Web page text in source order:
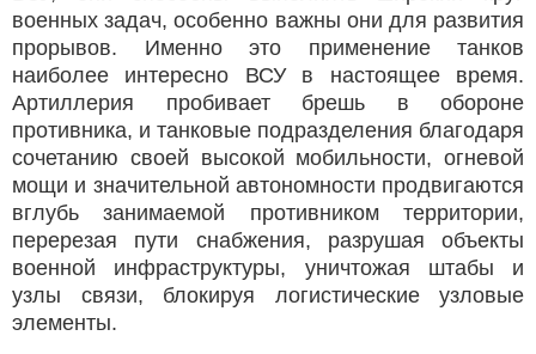
военных задач, особенно важны они для развития
прорывов. Именно это применение танков
наиболее интересно ВСУ в настоящее время.
Артиллерия пробивает брешь в обороне
противника, и танковые подразделения благодаря
сочетанию своей высокой мобильности, огневой
мощи и значительной автономности продвигаются
вглубь занимаемой противником территории,
перерезая пути снабжения, разрушая объекты
военной инфраструктуры, уничтожая штабы и
узлы связи, блокируя логистические узловые
элементы.